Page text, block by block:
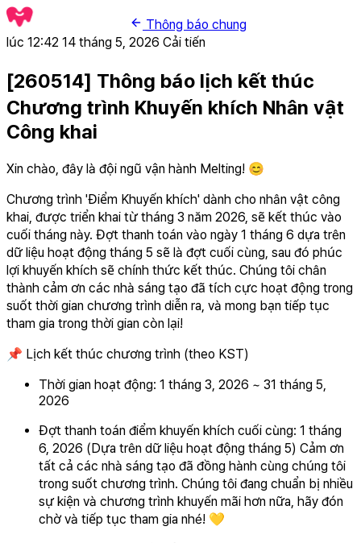
Thông báo chung
lúc 12:42 14 tháng 5, 2026 Cải tiến
[260514] Thông báo lịch kết thúc
Chương trình Khuyến khích Nhân vật
Công khai
Xin chào, đây là đội ngũ vận hành Melting! 😊
Chương trình 'Điểm Khuyến khích' dành cho nhân vật công
khai, được triển khai từ tháng 3 năm 2026, sẽ kết thúc vào
cuối tháng này. Đợt thanh toán vào ngày 1 tháng 6 dựa trên
dữ liệu hoạt động tháng 5 sẽ là đợt cuối cùng, sau đó phúc
lợi khuyến khích sẽ chính thức kết thúc. Chúng tôi chân
thành cảm ơn các nhà sáng tạo đã tích cực hoạt động trong
suốt thời gian chương trình diễn ra, và mong bạn tiếp tục
tham gia trong thời gian còn lại!
📌 Lịch kết thúc chương trình (theo KST)
Thời gian hoạt động: 1 tháng 3, 2026 ~ 31 tháng 5,
2026
Đợt thanh toán điểm khuyến khích cuối cùng: 1 tháng
6, 2026 (Dựa trên dữ liệu hoạt động tháng 5) Cảm ơn
tất cả các nhà sáng tạo đã đồng hành cùng chúng tôi
trong suốt chương trình. Chúng tôi đang chuẩn bị nhiều
sự kiện và chương trình khuyến mãi hơn nữa, hãy đón
chờ và tiếp tục tham gia nhé! 💛